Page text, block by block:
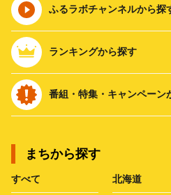
ふるラボチャンネルから探
ランキングから探す
番組・特集・キャンペーン
まちから探す
すべて 北海道